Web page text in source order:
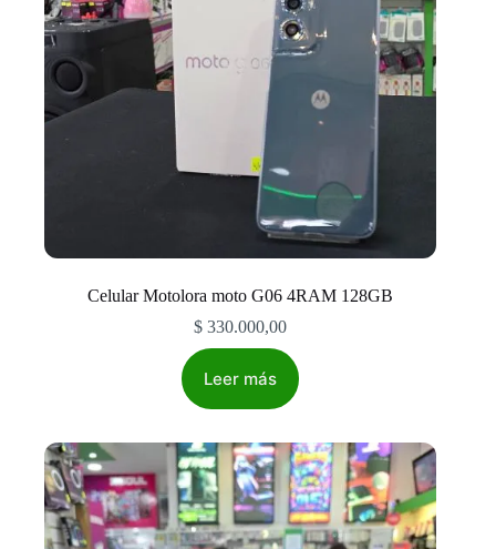
Celular Motolora moto G06 4RAM 128GB
$ 330.000,00
Leer más